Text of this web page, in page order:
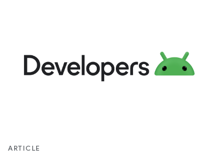
ARTICLE